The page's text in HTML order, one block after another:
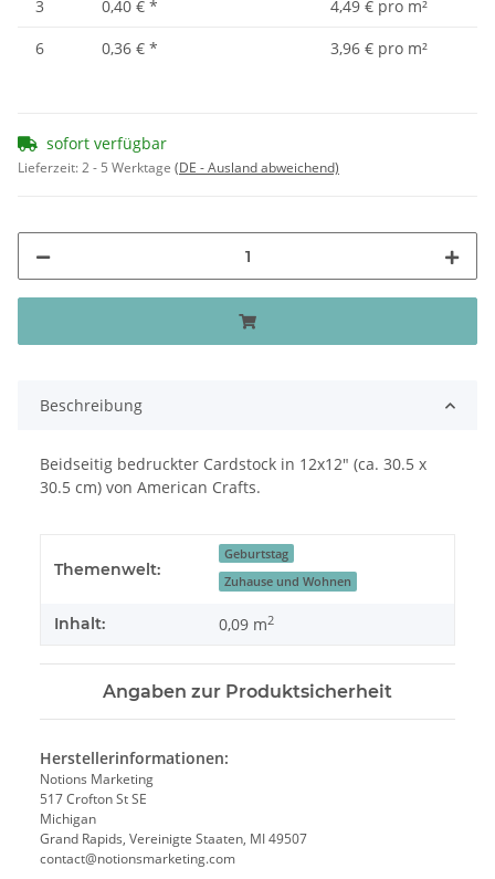
3 0,40 € *
4,49 € pro m²
6
0,36 € * 3,96 € pro m²
sofort verfügbar
Lieferzeit:2 - 5 Werktage (DE - Ausland abweichend)
Beschreibung
Beidseitig bedruckter Cardstock in 12x12" (ca. 30.5 x
30.5 cm) von American Crafts.
Themenwelt:
Geburtstag
Zuhause und Wohnen
Inhalt: 0,09 m2
Angaben zur Produktsicherheit
Herstellerinformationen:
Notions Marketing
517 Crofton St SE
Michigan
Grand Rapids, Vereinigte Staaten, MI 49507
contact@notionsmarketing.com